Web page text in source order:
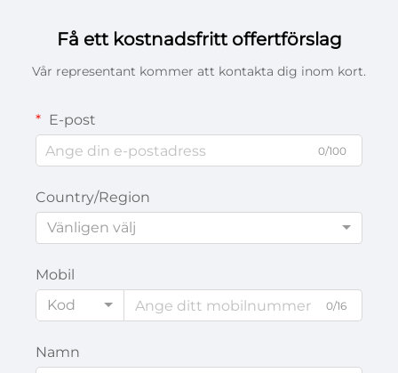
Få ett kostnadsfritt offertförslag
Vår representant kommer att kontakta dig inom kort.
E-post
0/100
Country/Region
Vänligen välj
Mobil
Kod
0/16
Namn